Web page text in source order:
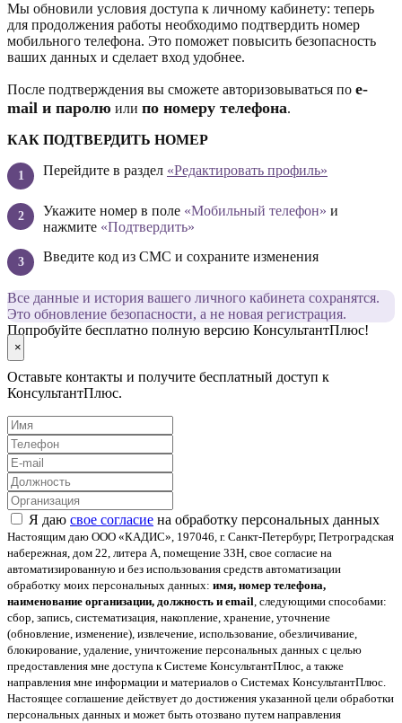
Мы обновили условия доступа к личному кабинету: теперь
для продолжения работы необходимо подтвердить номер
мобильного телефона. Это поможет повысить безопасность
ваших данных и сделает вход удобнее.
После подтверждения вы сможете авторизовываться по е-
mail и паролю или по номеру телефона.
КАК ПОДТВЕРДИТЬ НОМЕР
Перейдите в раздел «Редактировать профиль»
Укажите номер в поле «Мобильный телефон» и
нажмите «Подтвердить»
Введите код из СМС и сохраните изменения
Все данные и история вашего личного кабинета сохранятся.
Это обновление безопасности, а не новая регистрация.
Попробуйте бесплатно полную версию КонсультантПлюс!
×
Оставьте контакты и получите бесплатный доступ к
КонсультантПлюс.
Я даю свое согласие на обработку персональных данных
Настоящим даю ООО «КАДИС», 197046, г. Санкт-Петербург, Петроградская
набережная, дом 22, литера А, помещение 33Н, свое согласие на
автоматизированную и без использования средств автоматизации
обработку моих персональных данных: имя, номер телефона,
наименование организации, должность и email, следующими способами:
сбор, запись, систематизация, накопление, хранение, уточнение
(обновление, изменение), извлечение, использование, обезличивание,
блокирование, удаление, уничтожение персональных данных с целью
предоставления мне доступа к Системе КонсультантПлюс, а также
направления мне информации и материалов о Системах КонсультантПлюс.
Настоящее соглашение действует до достижения указанной цели обработки
персональных данных и может быть отозвано путем направления